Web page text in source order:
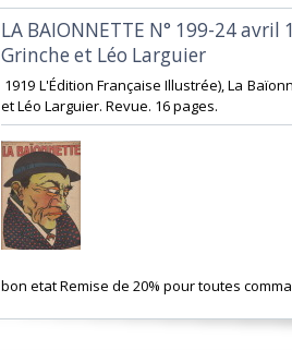
‎LA BAIONNETTE N° 199-24
Grinche et Léo Larguier‎
1919 L'Édition Française Illustrée), La
et Léo Larguier. Revue. 16 pages.‎
‎bon etat Remise de 20% pour toutes